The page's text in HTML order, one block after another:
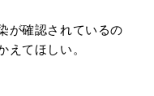
が確認されているの
えてほしい。